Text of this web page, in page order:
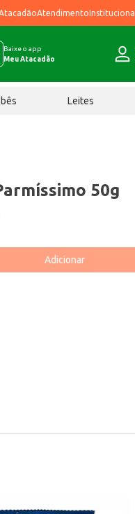
AtendimentoInstitucional
Baixe o app
Meu Atacadão
Leites
50g
Adicionar